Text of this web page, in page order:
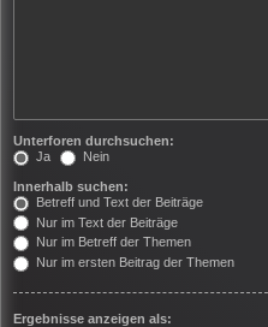
Unterforen durchsuchen:
Ja
Nein
Innerhalb suchen:
Betreff und Text der Beiträge
Nur im Text der Beiträge
Nur im Betreff der Themen
Nur im ersten Beitrag der Themen
Ergebnisse anzeigen als: